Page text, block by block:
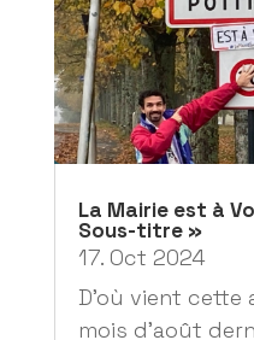
La Mairie est à
Sous-titre »
17. Oct 2024
D’où vient
mois d’août